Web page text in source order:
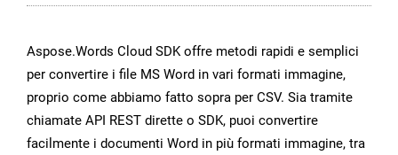
Aspose.Words Cloud SDK offre metodi rapidi e semplici
per convertire i file MS Word in vari formati immagine,
proprio come abbiamo fatto sopra per CSV. Sia tramite
chiamate API REST dirette o SDK, puoi convertire
facilmente i documenti Word in più formati immagine, tra